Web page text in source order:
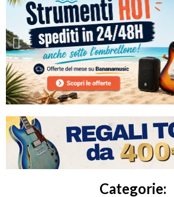
Categorie: